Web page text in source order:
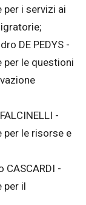
per i servizi ai
DE PEDYS -
per le questioni
-
per le risorse e
-
per il